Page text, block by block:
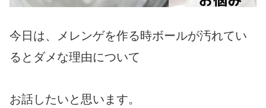
今日は、メレンゲを作る時ボールが汚れてい
るとダメな理由について
お話したいと思います。